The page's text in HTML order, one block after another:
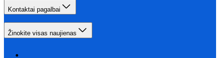
Kontaktai pagalbai
Žinokite visas naujienas